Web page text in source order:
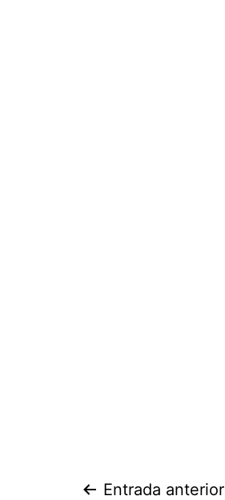
Entrada anterior